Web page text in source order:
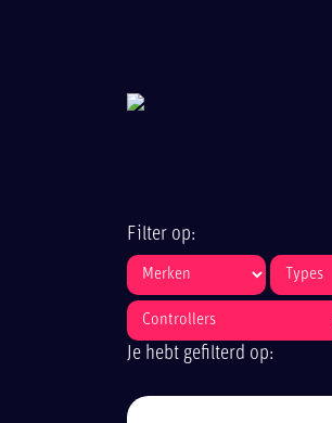
Filter op:
Je hebt gefilterd op: